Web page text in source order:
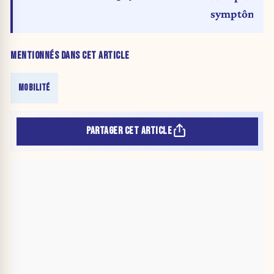
MENTIONNÉS DANS CET ARTICLE
MOBILITÉ
symptôme
PARTAGER CET ARTICLE